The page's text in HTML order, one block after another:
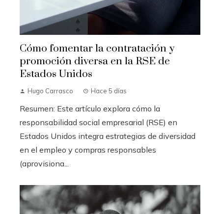
Cómo fomentar la contratación y
promoción diversa en la RSE de
Estados Unidos
Hugo Carrasco Hace 5 días
Resumen: Este artículo explora cómo la
responsabilidad social empresarial (RSE) en
Estados Unidos integra estrategias de diversidad
en el empleo y compras responsables
(aprovisiona...